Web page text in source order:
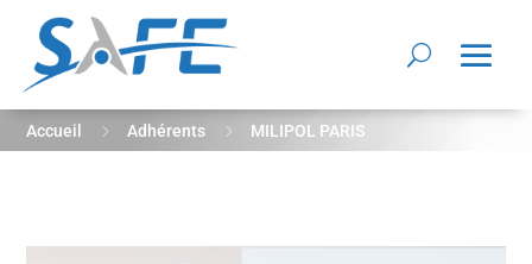
Accueil 5 Adhérents 5 MILIPOL PARIS